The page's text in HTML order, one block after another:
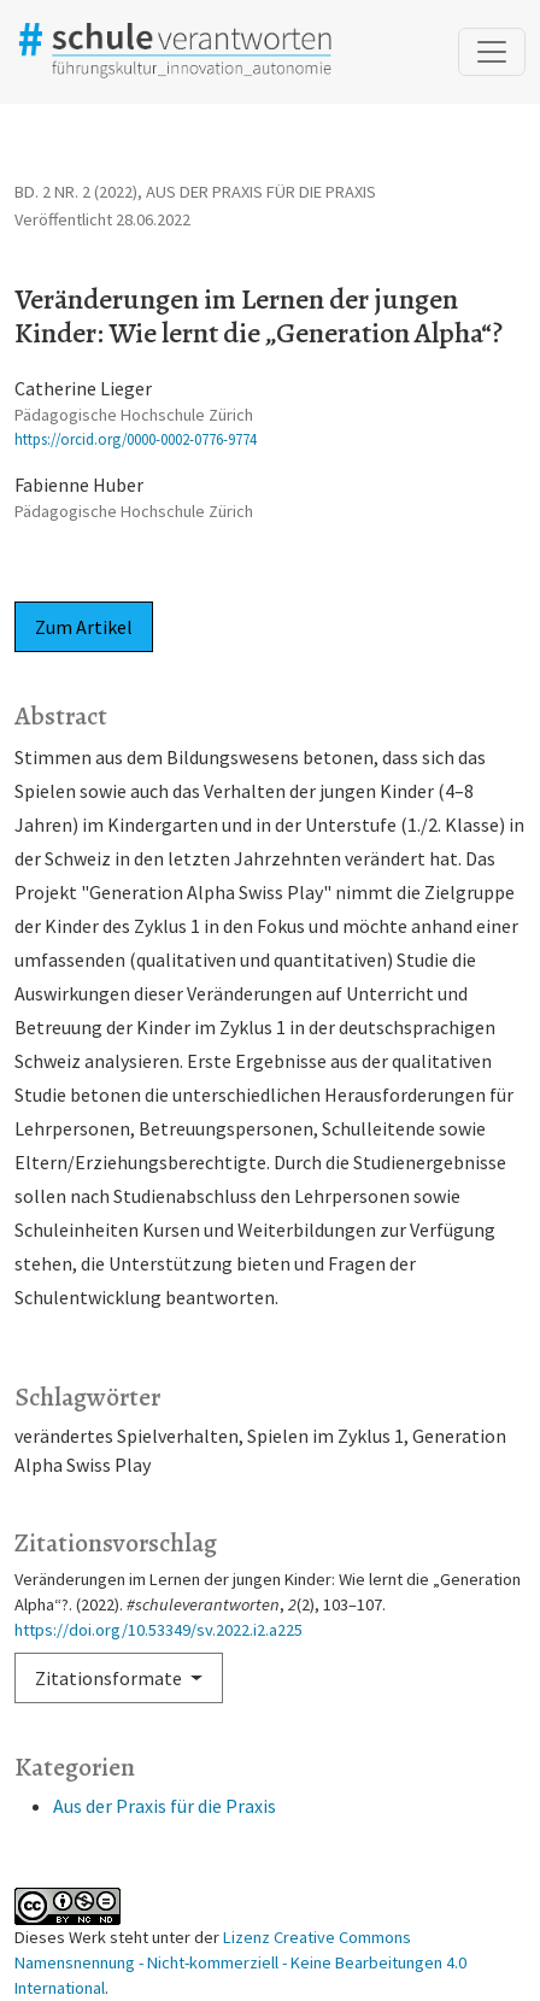
BD. 2 NR. 2 (2022), AUS DER PRAXIS FÜR DIE PRAXIS
Veränderungen im Lernen der jungen
Kinder: Wie lernt die „Generation Alpha“?
Veröffentlicht 28.06.2022
Catherine Lieger
Pädagogische Hochschule Zürich
https://orcid.org/0000-0002-0776-9774
Fabienne Huber
Pädagogische Hochschule Zürich
Zum Artikel
Schlagwörter
verändertes Spielverhalten Spielen im Zyklus 1 Generation
Alpha Swiss Play
Kategorien
Aus der Praxis für die Praxis
Zitationsvorschlag
Veränderungen im Lernen der jungen Kinder: Wie lernt die „Generation
Alpha“?. (2022). #schuleverantworten, 2(2), 103–107.
https://doi.org/10.53349/sv.2022.i2.a225
Zitationsformate
Abstract
Stimmen aus dem Bildungswesens betonen, dass sich das
Spielen sowie auch das Verhalten der jungen Kinder (4–8
Jahren) im Kindergarten und in der Unterstufe (1./2. Klasse) in
der Schweiz in den letzten Jahrzehnten verändert hat. Das
Projekt "Generation Alpha Swiss Play" nimmt die Zielgruppe
der Kinder des Zyklus 1 in den Fokus und möchte anhand einer
umfassenden (qualitativen und quantitativen) Studie die
Auswirkungen dieser Veränderungen auf Unterricht und
Betreuung der Kinder im Zyklus 1 in der deutschsprachigen
Schweiz analysieren. Erste Ergebnisse aus der qualitativen
Studie betonen die unterschiedlichen Herausforderungen für
Lehrpersonen, Betreuungspersonen, Schulleitende sowie
Eltern/Erziehungsberechtigte. Durch die Studienergebnisse
sollen nach Studienabschluss den Lehrpersonen sowie
Schuleinheiten Kursen und Weiterbildungen zur Verfügung
stehen, die Unterstützung bieten und Fragen der
Schulentwicklung beantworten.
Dieses Werk steht unter derLizenz Creative Commons
Namensnennung - Nicht-kommerziell - Keine Bearbeitungen 4.0
International.